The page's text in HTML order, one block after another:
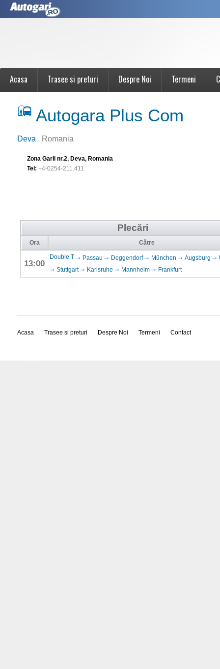
Acasa Trasee si preturi Despre Noi Termeni
Autogara Plus Com
Deva , Romania
Zona Garii nr.2, Deva, Romania
Tel: +4-0254-211.411
Plecări
Ora Către
13:00
Double T Passau Deggendorf München Augsburg
Stuttgart
Karlsruhe Mannheim Frankfurt
Acasa Trasee si preturi Despre Noi Termeni Contact